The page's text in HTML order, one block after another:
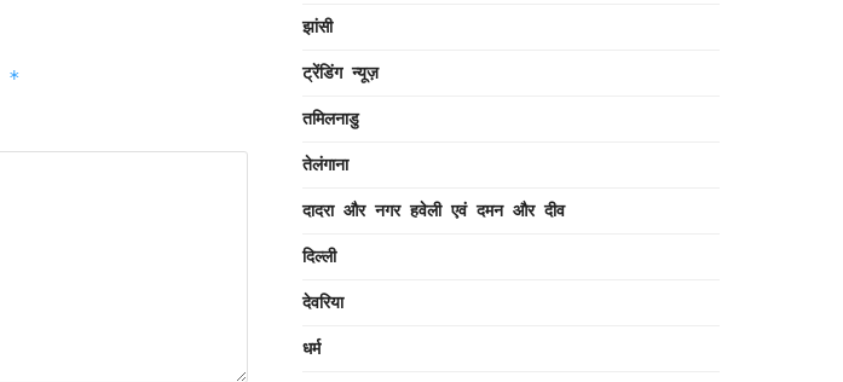
*
झांसी
ट्रेंडिंग न्यूज़
तमिलनाडु
तेलंगाना
दादरा और नगर हवेली एवं दमन और दीव
दिल्ली
देवरिया
धर्म